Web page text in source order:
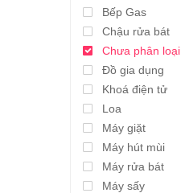
Bếp Gas
Chậu rửa bát
Chưa phân loại
Đồ gia dụng
Khoá điện tử
Loa
Máy giặt
Máy hút mùi
Máy rửa bát
Máy sấy